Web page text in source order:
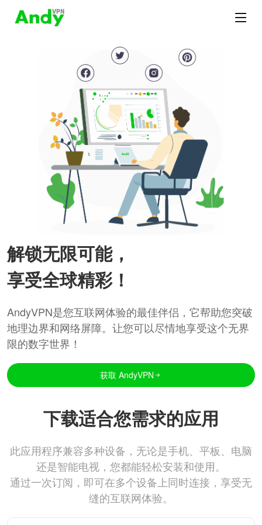
解锁无限可能，
享受全球精彩！
AndyVPN是您互联网体验的最佳伴侣，它帮助您突破
地理边界和网络屏障。让您可以尽情地享受这个无界
限的数字世界！
获取 AndyVPN
下载适合您需求的应用
此应用程序兼容多种设备，无论是手机、平板、电脑
还是智能电视，您都能轻松安装和使用。
通过一次订阅，即可在多个设备上同时连接，享受无
缝的互联网体验。